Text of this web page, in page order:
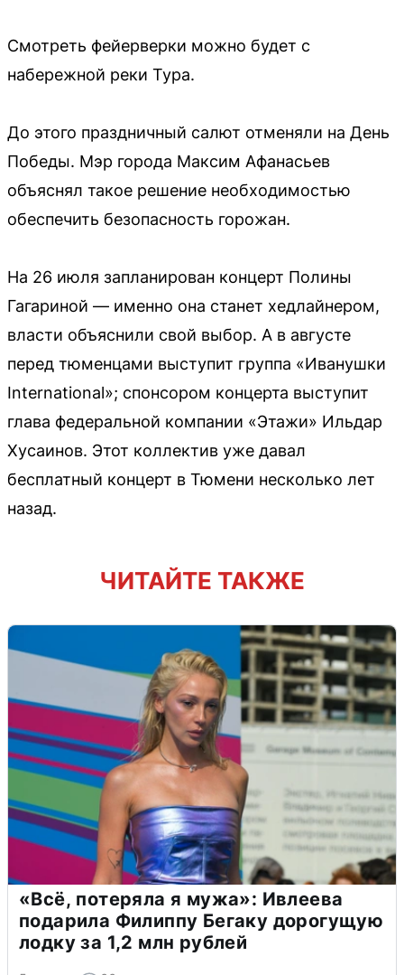
Смотреть фейерверки можно будет с
набережной реки Тура.
До этого праздничный салют отменяли на День
Победы. Мэр города Максим Афанасьев
объяснял такое решение необходимостью
обеспечить безопасность горожан.
На 26 июля запланирован концерт Полины
Гагариной — именно она станет хедлайнером,
власти объяснили свой выбор. А в августе
перед тюменцами выступит группа «Иванушки
International»; спонсором концерта выступит
глава федеральной компании «Этажи» Ильдар
Хусаинов. Этот коллектив уже давал
бесплатный концерт в Тюмени несколько лет
назад.
ЧИТАЙТЕ ТАКЖЕ
«Всё, потеряла я мужа»: Ивлеева
подарила Филиппу Бегаку дорогущую
лодку за 1,2 млн рублей